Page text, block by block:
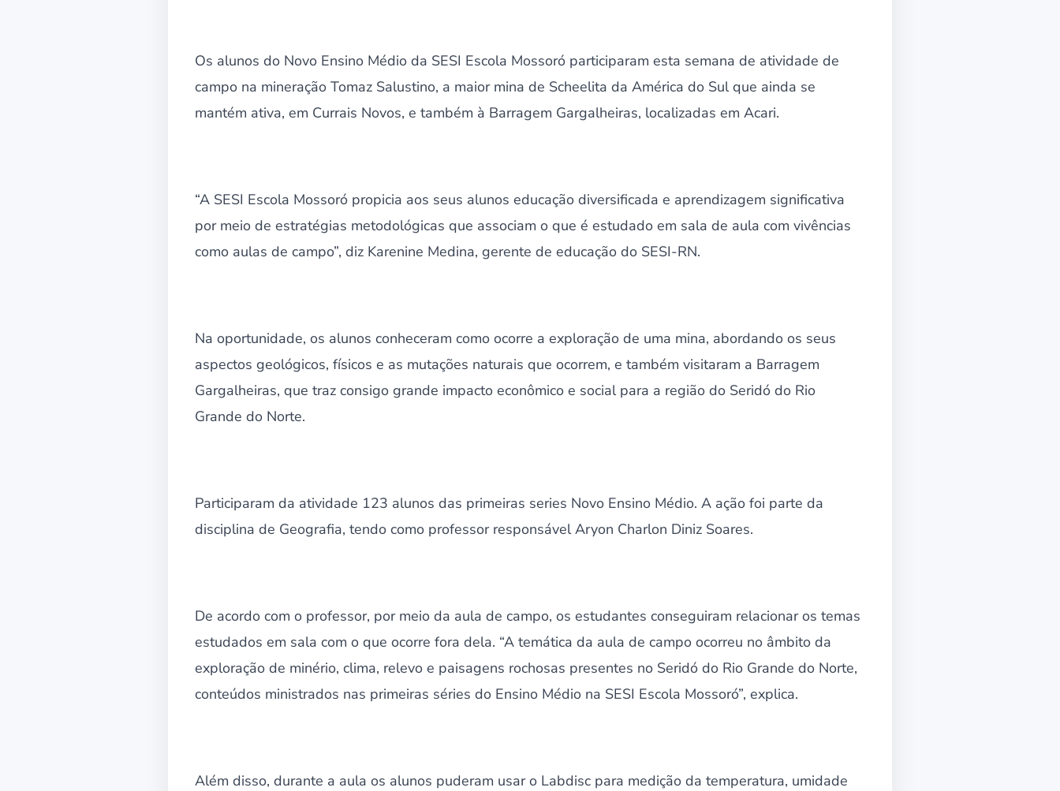
Os alunos do Novo Ensino Médio da SESI Escola Mossoró participaram esta semana de atividade de
campo na mineração Tomaz Salustino, a maior mina de Scheelita da América do Sul que ainda se
mantém ativa, em Currais Novos, e também à Barragem Gargalheiras, localizadas em Acari.
“A SESI Escola Mossoró propicia aos seus alunos educação diversificada e aprendizagem significativa
por meio de estratégias metodológicas que associam o que é estudado em sala de aula com vivências
como aulas de campo”, diz Karenine Medina, gerente de educação do SESI-RN.
Na oportunidade, os alunos conheceram como ocorre a exploração de uma mina, abordando os seus
aspectos geológicos, físicos e as mutações naturais que ocorrem, e também visitaram a Barragem
Gargalheiras, que traz consigo grande impacto econômico e social para a região do Seridó do Rio
Grande do Norte.
Participaram da atividade 123 alunos das primeiras series Novo Ensino Médio. A ação foi parte da
disciplina de Geografia, tendo como professor responsável Aryon Charlon Diniz Soares.
De acordo com o professor, por meio da aula de campo, os estudantes conseguiram relacionar os temas
estudados em sala com o que ocorre fora dela. “A temática da aula de campo ocorreu no âmbito da
exploração de minério, clima, relevo e paisagens rochosas presentes no Seridó do Rio Grande do Norte,
conteúdos ministrados nas primeiras séries do Ensino Médio na SESI Escola Mossoró”, explica.
Além disso, durante a aula os alunos puderam usar o Labdisc para medição da temperatura, umidade